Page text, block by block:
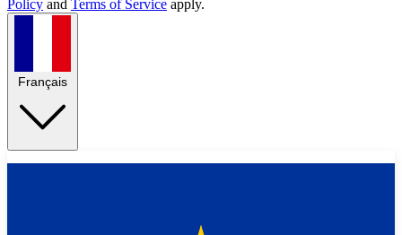
Policy and Terms of Service apply.
Français